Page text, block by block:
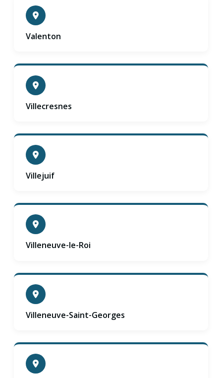
Valenton
Villecresnes
Villejuif
Villeneuve-le-Roi
Villeneuve-Saint-Georges